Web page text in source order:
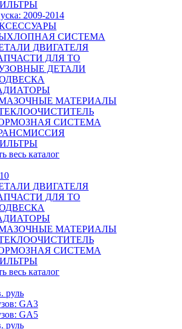
2009-2014
СИСТЕМА
ДВИГАТЕЛЯ
ДЛЯ ТО
ДЕТАЛИ
МАТЕРИАЛЫ
СИСТЕМА
весь каталог
ДВИГАТЕЛЯ
ДЛЯ ТО
МАТЕРИАЛЫ
СИСТЕМА
весь каталог
руль
GA3
GA5
руль